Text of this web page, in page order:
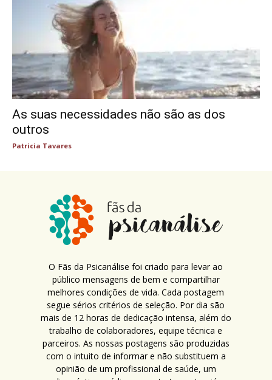
As suas necessidades não são as dos
outros
Patricia Tavares
O Fãs da Psicanálise foi criado para levar ao
público mensagens de bem e compartilhar
melhores condições de vida. Cada postagem
segue sérios critérios de seleção. Por dia são
mais de 12 horas de dedicação intensa, além do
trabalho de colaboradores, equipe técnica e
parceiros. As nossas postagens são produzidas
com o intuito de informar e não substituem a
opinião de um profissional de saúde, um